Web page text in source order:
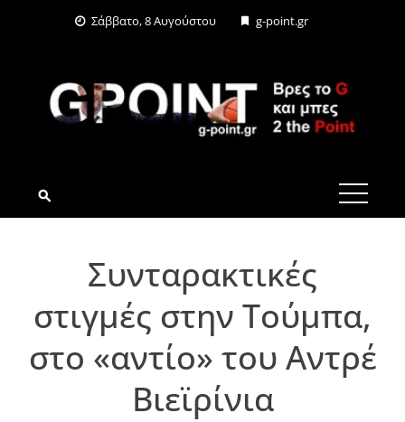
Σάββατο, 8 Αυγούστου g-point.gr
G-POINT.GR
Συνταρακτικές
στιγμές στην Τούμπα,
στο «αντίο» του Αντρέ
Βιεϊρίνια